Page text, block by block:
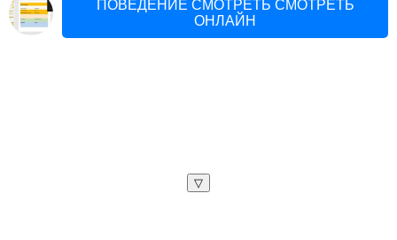
ПОВЕДЕНИЕ СМОТРЕТЬ СМОТРЕТЬ
ОНЛАЙН
▽